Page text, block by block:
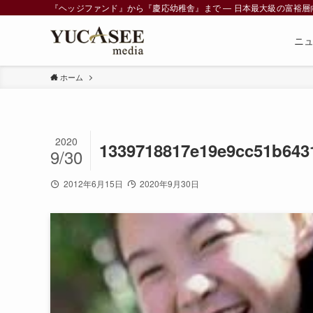
『ヘッジファンド』から『慶応幼稚舎』まで ― 日本最大級の富裕
ニ
ホーム
2020
9/30
2012年6月15日 2020年9月30日